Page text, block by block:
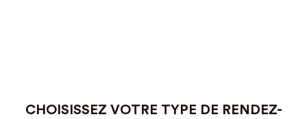
CHOISISSEZ VOTRE TYPE DE RENDEZ-